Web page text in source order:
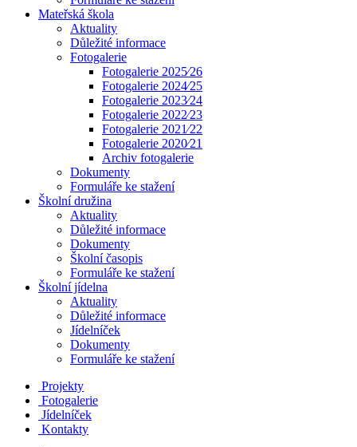
Mateřská škola
Aktuality
Důležité informace
Fotogalerie
Fotogalerie 2025⁄26
Fotogalerie 2024⁄25
Fotogalerie 2023⁄24
Fotogalerie 2022⁄23
Fotogalerie 2021⁄22
Fotogalerie 2020⁄21
Archiv fotogalerie
Dokumenty
Formuláře ke stažení
Školní družina
Aktuality
Důležité informace
Dokumenty
Školní časopis
Formuláře ke stažení
Školní jídelna
Aktuality
Důležité informace
Jídelníček
Dokumenty
Formuláře ke stažení
Projekty
Fotogalerie
Jídelníček
Kontakty